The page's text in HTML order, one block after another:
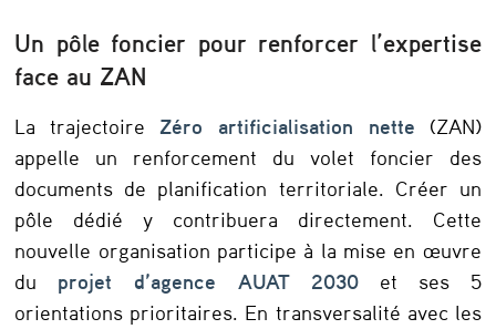
n
d
e
s
p
o
l
i
Un pôle foncier pour renforcer l’expertise
face au ZAN
La trajectoireZéro artificialisation nette (ZAN)
appelle un renforcement du volet foncier des
documents de planification territoriale. Créer un
pôle dédié y contribuera directement. Cette
nouvelle organisation participe à la mise en œuvre
du projet d’agence AUAT 2030 et ses 5
orientations prioritaires. En transversalité avec les